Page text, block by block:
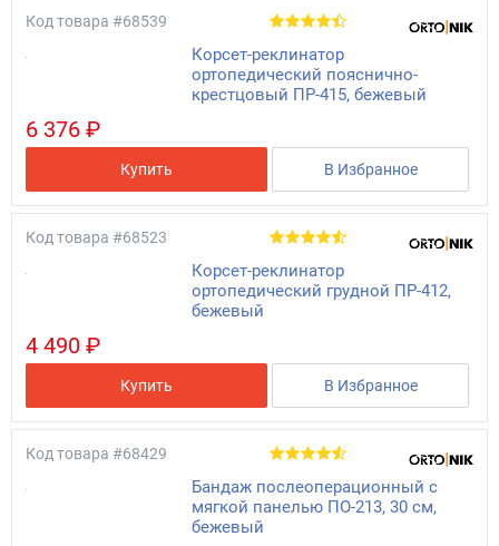
Код товара #68539
Корсет-реклинатор
ортопедический пояснично-
крестцовый ПР-415, бежевый
6 376 ₽
Купить В Избранное
Код товара #68523
Корсет-реклинатор
ортопедический грудной ПР-412,
бежевый
4 490 ₽
Купить В Избранное
Код товара #68429
Бандаж послеоперационный с
мягкой панелью ПО-213, 30 см,
бежевый